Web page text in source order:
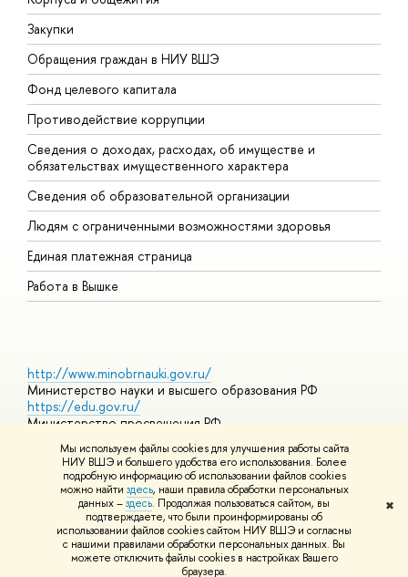
Мы используем файлы cookies для улучшения работы сайта
НИУ ВШЭ и большего удобства его использования. Более
подробную информацию об использовании файлов cookies
можно найти здесь, наши правила обработки персональных
данных –здесь. Продолжая пользоваться сайтом, вы
подтверждаете, что были проинформированы об
использовании файлов cookies сайтом НИУ ВШЭ и согласны
с нашими правилами обработки персональных данных. Вы
можете отключить файлы cookies в настройках Вашего
браузера.
✖
Закупки
Обращения граждан в НИУ ВШЭ
Фонд целевого капитала
Противодействие коррупции
Сведения о доходах, расходах, об имуществе и
обязательствах имущественного характера
Сведения об образовательной организации
Людям с ограниченными возможностями здоровья
Единая платежная страница
Работа в Вышке
http://www.minobrnauki.gov.ru/
Министерство науки и высшего образования РФ
https://edu.gov.ru/
Министерство просвещения РФ
Массовые открытые онлайн-курсы
© НИУ ВШЭ 1993–2026 Адреса и контактыУсловия
использования материалов Политика конфиденциальности
Шрифты HSE Sans и HSE Slab разработаны вШколе дизайна НИУ